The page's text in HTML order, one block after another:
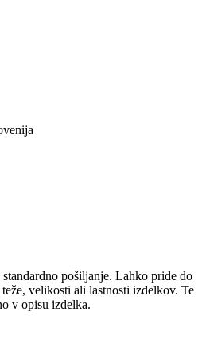
pošiljanje. Lahko pride do
velikosti ali lastnosti izdelkov. Te
v opisu izdelka.